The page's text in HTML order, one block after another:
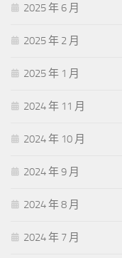
2025 年 6 月
2025 年 2 月
2025 年 1 月
2024 年 11 月
2024 年 10 月
2024 年 9 月
2024 年 8 月
2024 年 7 月